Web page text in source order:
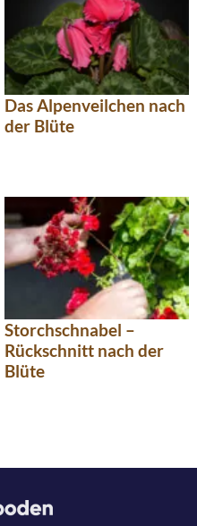
Das Alpenveilchen nach
der Blüte
Storchschnabel –
Rückschnitt nach der
Blüte